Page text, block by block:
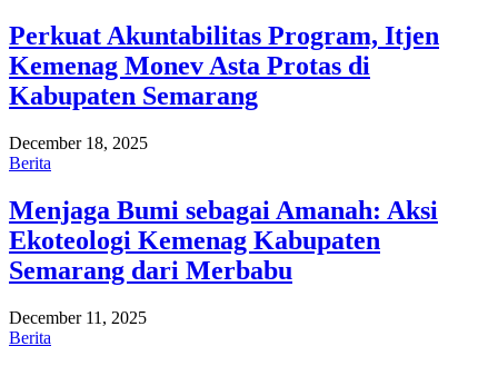
Perkuat Akuntabilitas Program, Itjen
Kemenag Monev Asta Protas di
Kabupaten Semarang
December 18, 2025
Berita
Menjaga Bumi sebagai Amanah: Aksi
Ekoteologi Kemenag Kabupaten
Semarang dari Merbabu
December 11, 2025
Berita